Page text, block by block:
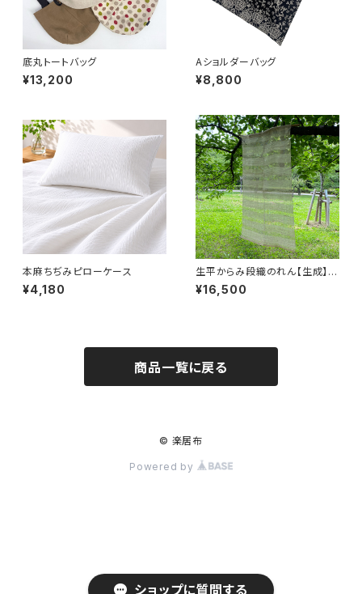
ショップに質問する
底丸トートバッグ
¥13,200
Aショルダーバッグ
¥8,800
本麻ちぢみピローケース
¥4,180
生平からみ段織のれん【生成】
120丈
¥16,500
商品一覧に戻る
© 楽居布
Powered by